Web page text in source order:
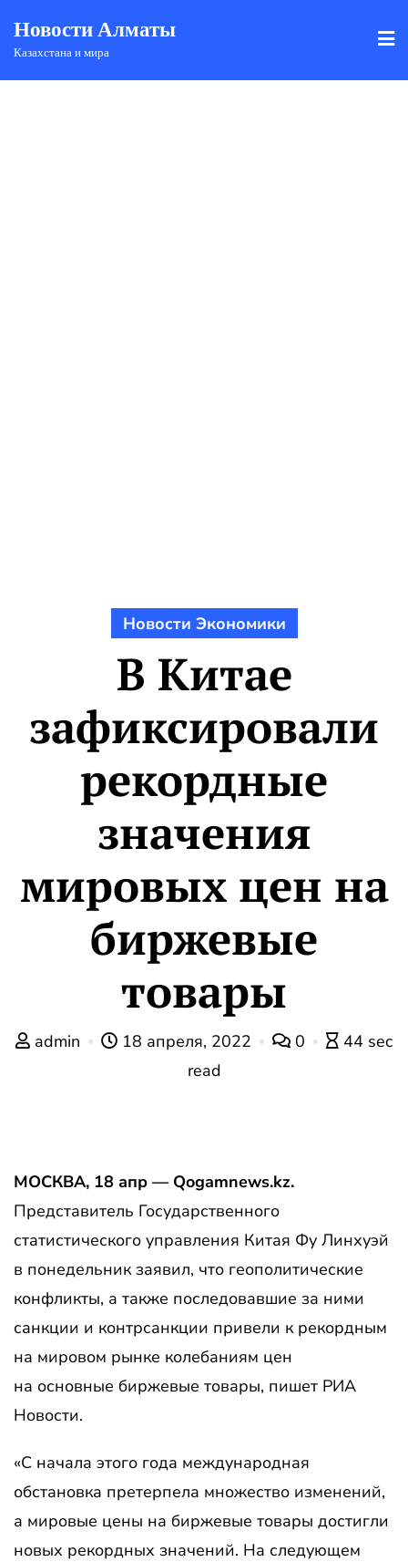
Новости Алматы
Казахстана и мира
Новости Экономики
В Китае
зафиксировали
рекордные
значения
мировых цен на
биржевые
товары
admin 18 апреля, 2022 0
44 sec
read
МОСКВА, 18 апр — Qogamnews.kz.
Представитель Государственного
статистического управления Китая Фу Линхуэй
в понедельник заявил, что геополитические
конфликты, а также последовавшие за ними
санкции и контрсанкции привели к рекордным
на мировом рынке колебаниям цен
на основные биржевые товары, пишет РИА
Новости.
«С начала этого года международная
обстановка претерпела множество изменений,
а мировые цены на биржевые товары достигли
новых рекордных значений. На следующем